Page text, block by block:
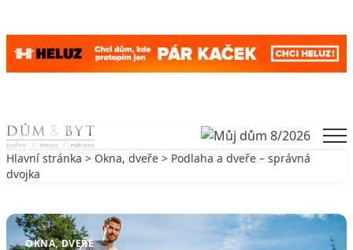
Skip to content
Hlavní stránka > Okna, dveře > Podlaha a dveře – správná
dvojka
OKNA, DVEŘE